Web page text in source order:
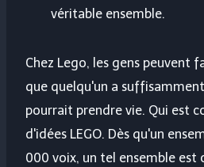
véritable ensemble.
Chez Lego, les gens peuvent
que quelqu'un a
pourrait prendre vie. Qui est
d'idées LEGO. Dès qu'un
000 voix, un tel ensemble